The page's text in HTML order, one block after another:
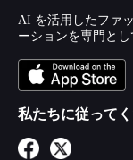
AI を活用したファ
ーションを専門とし
私たちに従って